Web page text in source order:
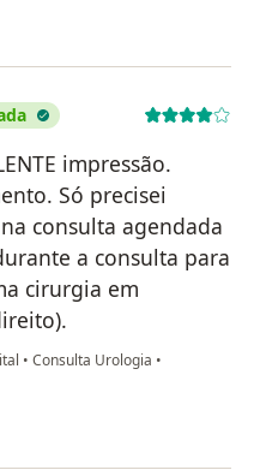
impressão.
Só precisei
consulta agendada
a consulta para
cirurgia em
• Consulta Urologia •